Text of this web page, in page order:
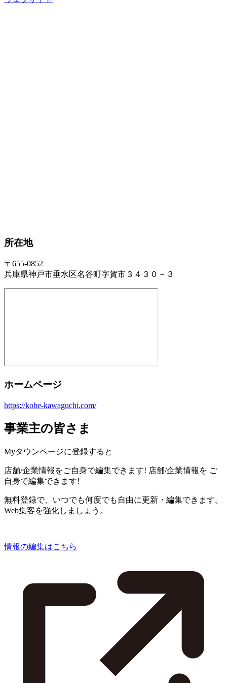
所在地
〒655-0852
兵庫県神戸市垂水区名谷町字賀市３４３０－３
ホームページ
https://kobe-kawaguchi.com/
事業主の皆さま
Myタウンページに登録すると
店舗/企業情報をご自身で編集できます! 店舗/企業情報を ご
自身で編集できます!
無料登録で、いつでも何度でも自由に更新・編集できます。
Web集客を強化しましょう。
情報の編集はこちら